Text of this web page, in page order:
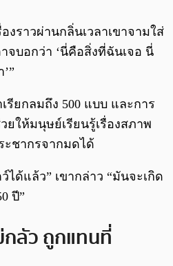
งราวผ่านกลิ่นเวลาเขาจามใส่
จบอกว่า ‘นี่คือสิ่งที่ฉันเจอ นี่
รียกลมถึง 500 แบบ และการ
ยให้มนุษย์เรียนรู้เรื่องสภาพ
ะชากรจากมดได้
ได้แล้ว” เขากล่าว “มันจะเกิด
ปี”
กลัว ถูกแทนที่